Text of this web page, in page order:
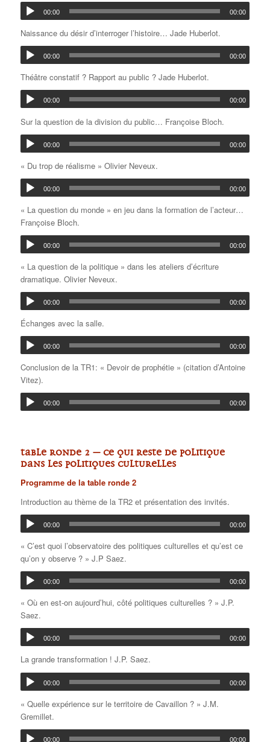
00:00 00:00
Naissance du désir d’interroger l’histoire… Jade Huberlot.
00:00 00:00
Théâtre constatif ? Rapport au public ? Jade Huberlot.
00:00 00:00
Sur la question de la division du public… Françoise Bloch.
00:00 00:00
« Du trop de réalisme » Olivier Neveux.
00:00 00:00
« La question du monde » en jeu dans la formation de l’acteur…
Françoise Bloch.
00:00 00:00
« La question de la politique » dans les ateliers d’écriture
dramatique. Olivier Neveux.
00:00 00:00
Échanges avec la salle.
00:00 00:00
Conclusion de la TR1: « Devoir de prophétie » (citation d’Antoine
Vitez).
00:00 00:00
TABLE RONDE 2 – Ce qui reste de politique
dans les politiques culturelles
Programme de la table ronde 2
Introduction au thème de la TR2 et présentation des invités.
00:00 00:00
« C’est quoi l’observatoire des politiques culturelles et qu’est ce
qu’on y observe ? » J.P Saez.
00:00 00:00
« Où en est-on aujourd’hui, côté politiques culturelles ? » J.P.
Saez.
00:00 00:00
La grande transformation ! J.P. Saez.
00:00 00:00
« Quelle expérience sur le territoire de Cavaillon ? » J.M.
Gremillet.
00:00 00:00